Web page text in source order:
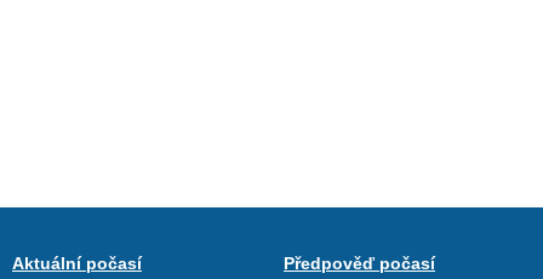
Aktuální počasí
Předpověď počasí